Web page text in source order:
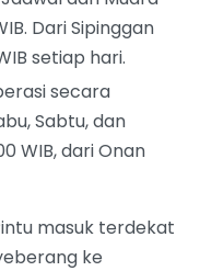
Dari Sipinggan
setiap hari.
secara
Sabtu, dan
WIB, dari Onan
masuk terdekat
ke